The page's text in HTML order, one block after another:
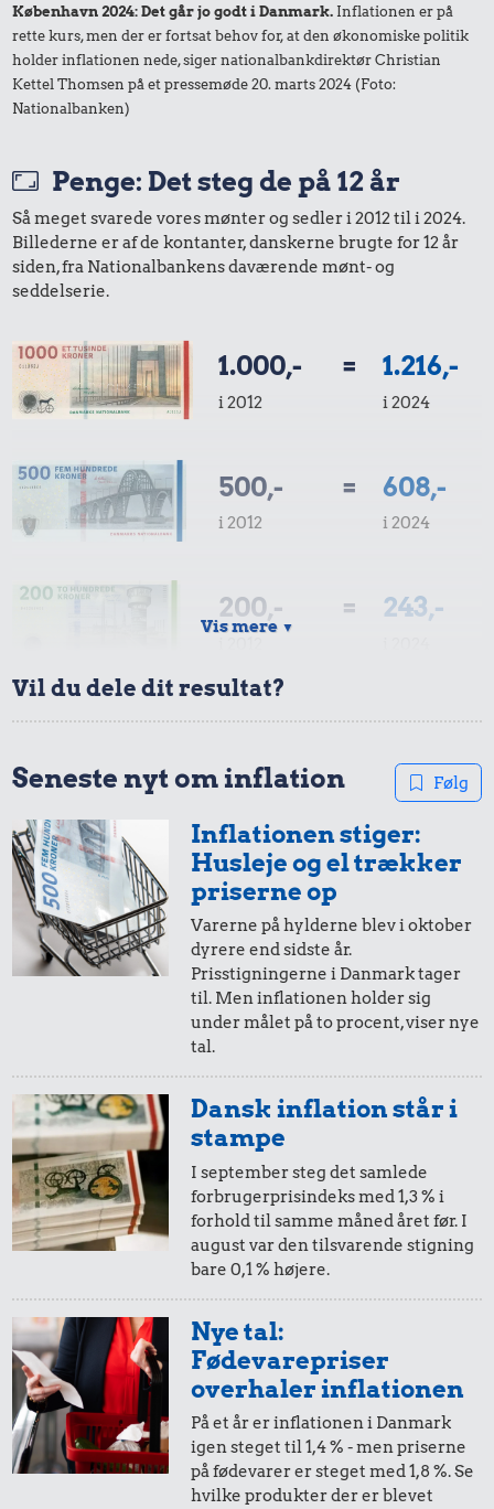
Udvalgte varer fra danskernes indkøbskurv gennem tiderne.
Priser i nutidskroner er estimeret af Oldmoney. Priser i
datidskroner er på baggrund af forbrugerprisindekset fra
Danmarks Statistik.
København 2024: Det går jo godt i Danmark. Inflationen er på
rette kurs, men der er fortsat behov for, at den økonomiske politik
holder inflationen nede, siger nationalbankdirektør Christian
Kettel Thomsen på et pressemøde 20. marts 2024 (Foto:
Nationalbanken)
Penge: Det steg de på 12 år
Så meget svarede vores mønter og sedler i 2012 til i 2024.
Billederne er af de kontanter, danskerne brugte for 12 år
siden, fra Nationalbankens daværende mønt- og
seddelserie.
1.000,-
i 2012
= 1.216,-
i 2024
500,-
i 2012
= 608,-
i 2024
200,- = 243,-
100,-
i 2012
= 122,-
i 2024
50,-
i 2012
= 61,-
20,-
i 2012
= 24,-
i 2024
12,-
5,-
i 2012
= 6,-
i 2024
2,-
i 2012 i 2024
1,-
i 2012
= 1,-
i 2024
Vis mere ▼
Vil du dele dit resultat?
Seneste nyt om inflation Følg
Inflationen stiger:
Husleje og el trækker
priserne op
Varerne på hylderne blev i oktober
dyrere end sidste år.
Prisstigningerne i Danmark tager
til. Men inflationen holder sig
under målet på to procent, viser nye
tal.
Dansk inflation står i
stampe
I september steg det samlede
forbrugerprisindeks med 1,3 % i
forhold til samme måned året før. I
august var den tilsvarende stigning
bare 0,1 % højere.
Nye tal:
Fødevarepriser
overhaler inflationen
På et år er inflationen i Danmark
igen steget til 1,4 % - men priserne
på fødevarer er steget med 1,8 %. Se
hvilke produkter der er blevet